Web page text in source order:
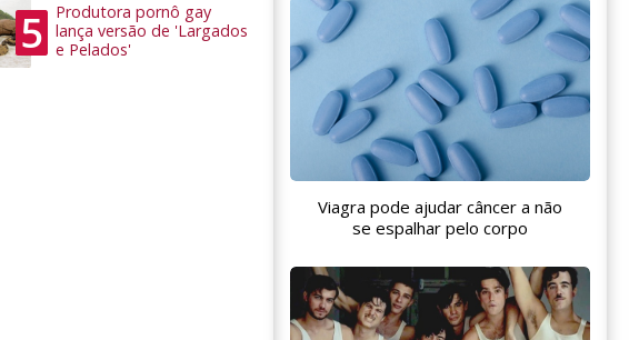
5
Produtora pornô gay
lança versão de 'Largados
e Pelados'
Viagra pode ajudar câncer a não
se espalhar pelo corpo